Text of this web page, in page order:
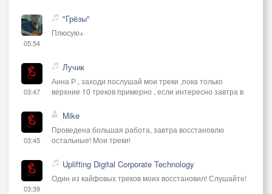
05:54
"Грёзы"
Плюсую+
03:47
Лучик
Анна Р., заходи послушай мои треки ,пока только
верхние 10 треков примерно , если интересно завтра в
03:45
Mike
Проведена большая работа, завтра восстановлю
остальные! Мои треки!
03:39
Uplifting Digital Corporate Technology
Один из кайфовых треков моих восстановил! Слушайте!